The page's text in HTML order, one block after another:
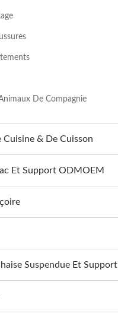
De Compagnie
Cuisine & De Cuisson
Et Support ODMOEM
Suspendue Et Support